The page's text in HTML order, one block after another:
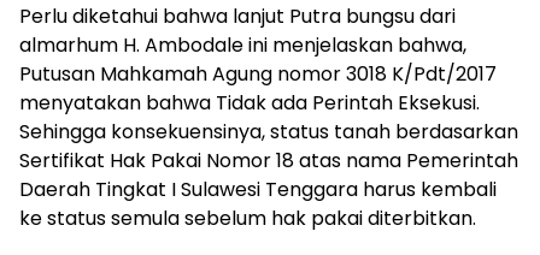
Perlu diketahui bahwa lanjut Putra bungsu dari
almarhum H. Ambodale ini menjelaskan bahwa,
Putusan Mahkamah Agung nomor 3018 K/Pdt/2017
menyatakan bahwa Tidak ada Perintah Eksekusi.
Sehingga konsekuensinya, status tanah berdasarkan
Sertifikat Hak Pakai Nomor 18 atas nama Pemerintah
Daerah Tingkat I Sulawesi Tenggara harus kembali
ke status semula sebelum hak pakai diterbitkan.